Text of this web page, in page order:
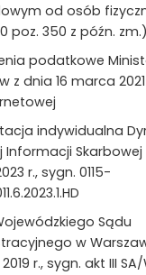
od osób
poz. 350 z późn. zm.)
podatkowe
z dnia 16 marca
indywidualna
Informacji Skarbowej
r., sygn. 0115-
Sądu
w
r., sygn. akt III SA/